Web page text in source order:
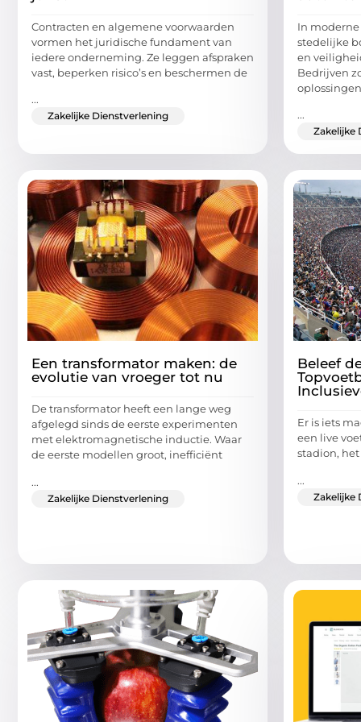
Contracten en algemene voorwaarden
vormen het juridische fundament van
iedere onderneming. Ze leggen afspraken
vast, beperken risico’s en beschermen de
...
Zakelijke Dienstverlening
In
stedelijke
en
Bedrijven
...
Zakelijke
Een transformator maken: de
evolutie van vroeger tot nu
De transformator heeft een lange weg
afgelegd sinds de eerste experimenten
met elektromagnetische inductie. Waar
de eerste modellen groot, inefficiënt
...
Zakelijke Dienstverlening
Beleef
Er is iets
een live
stadion,
...
Zakelijke